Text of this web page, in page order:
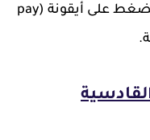
بعد إدخال هذه التفاصيل تقوم بالضغط على أيقونة (pay